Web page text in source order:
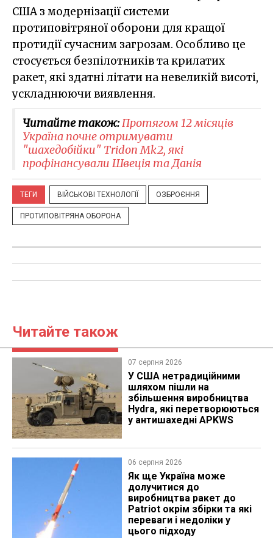
США з модернізації системи
протиповітряної оборони для кращої
протидії сучасним загрозам. Особливо це
стосується безпілотників та крилатих
ракет, які здатні літати на невеликій висоті,
ускладнюючи виявлення.
Читайте також:Протягом 12 місяців
Україна почне отримувати
"шахедобійки" Tridon Mk2, які
профінансували Швеція та Данія
ТЕГИ ВІЙСЬКОВІ ТЕХНОЛОГІЇ ОЗБРОЄННЯ
ПРОТИПОВІТРЯНА ОБОРОНА
Читайте також
07 серпня 2026
У США нетрадиційними
шляхом пішли на
збільшення виробництва
Hydra, які перетворюються
у антишахедні APKWS
06 серпня 2026
Як ще Україна може
долучитися до
виробництва ракет до
Patriot окрім збірки та які
переваги і недоліки у
цього підходу